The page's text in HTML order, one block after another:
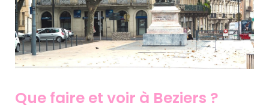
Que faire et voir à Beziers ?